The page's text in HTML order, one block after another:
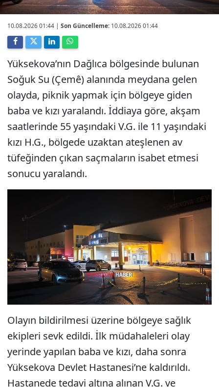
10.08.2026 01:44 | Son Güncelleme: 10.08.2026 01:44
Yüksekova’nın Dağlıca bölgesinde bulunan
Soğuk Su (Çemê) alanında meydana gelen
olayda, piknik yapmak için bölgeye giden
baba ve kızı yaralandı. İddiaya göre, akşam
saatlerinde 55 yaşındaki V.G. ile 11 yaşındaki
kızı H.G., bölgede uzaktan ateşlenen av
tüfeğinden çıkan saçmaların isabet etmesi
sonucu yaralandı.
Olayın bildirilmesi üzerine bölgeye sağlık
ekipleri sevk edildi. İlk müdahaleleri olay
yerinde yapılan baba ve kızı, daha sonra
Yüksekova Devlet Hastanesi’ne kaldırıldı.
Hastanede tedavi altına alınan V.G. ve